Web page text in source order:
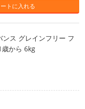
トに入れる
ンス グレインフリー フ
歳から 6kg